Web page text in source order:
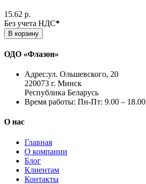
15.62 р.
Без учета НДС*
В корзину
ОДО «Флазон»
Адрес:ул. Ольшевского, 20
220073 г. Минск
Республика Беларусь
Время работы: Пн-Пт: 9.00 – 18.00
О нас
Главная
О компании
Блог
Клиентам
Контакты